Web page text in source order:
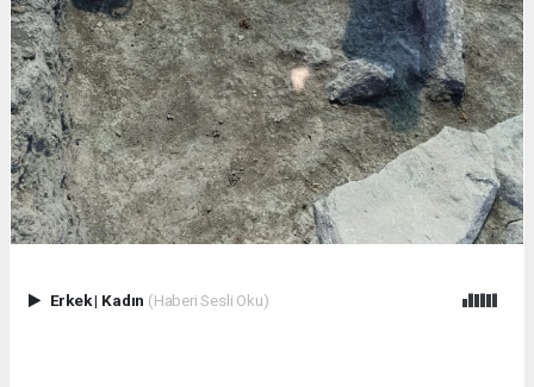
Erkek| Kadın (Haberi Sesli Oku)